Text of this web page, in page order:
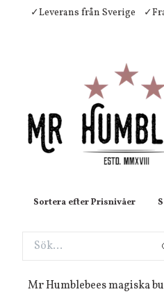
✓Leverans från Sverige
Sortera efter Prisnivåer
Mr Humblebees magiska